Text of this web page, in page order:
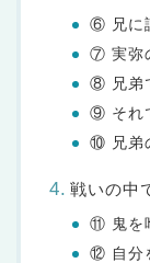
⑥ 兄に
⑦ 実弥
⑧ 兄弟
⑨ それ
⑩ 兄弟
戦いの中
⑪ 鬼を
⑫ 自分